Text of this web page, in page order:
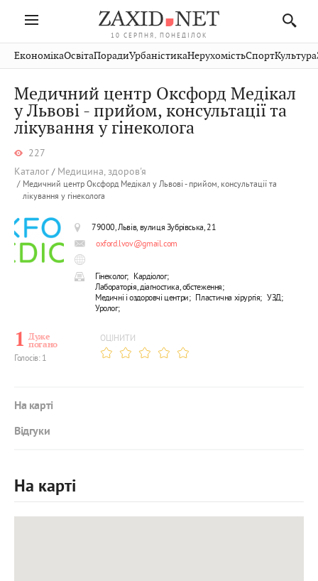
10 СЕРПНЯ, ПОНЕДІЛОК
Івано-
Франківськ
Тернопіль
Волинь
Закарпаття
Рівне
Чернівці
Шептицький
Стрий
Хмельницький
Вінниця
Публікації
Авто СловкоКультура
Кіно Дім СпортКраєзнавство
Фото
ЕкономікаОсвітаПорадиУрбаністикаНерухомістьСпортКультура
Медичний центр Оксфорд Медікал
у Львові - прийом, консультації та
лікування у гінеколога
227
Каталог
Медицина, здоров'я
Медичний центр Оксфорд Медікал у Львові - прийом, консультації та
лікування у гінеколога
79000, Львів, вулиця Зубрівська, 21
oxford.lvov@gmail.com
Гінеколог; Кардіолог;
Лабораторія, діагностика, обстеження;
Медичні і оздоровчі центри; Пластична хірургія; УЗД;
Уролог;
1 Дуже
погано
Голосів: 1
ОЦІНИТИ
На карті
Відгуки
На карті